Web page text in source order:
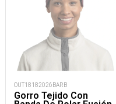
OUT18182026BARB
Gorro Tejido Con